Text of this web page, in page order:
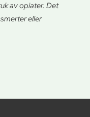
av opiater. Det
eller